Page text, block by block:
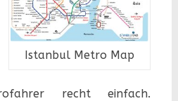
Istanbul Metro Map
recht einfach.